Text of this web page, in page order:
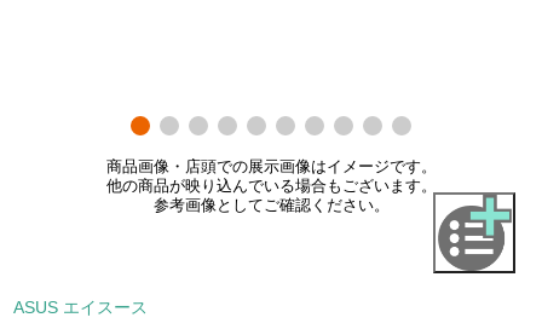
商品画像・店頭での展示画像はイメージです。
他の商品が映り込んでいる場合もございます。
参考画像としてご確認ください。
ASUS エイスース